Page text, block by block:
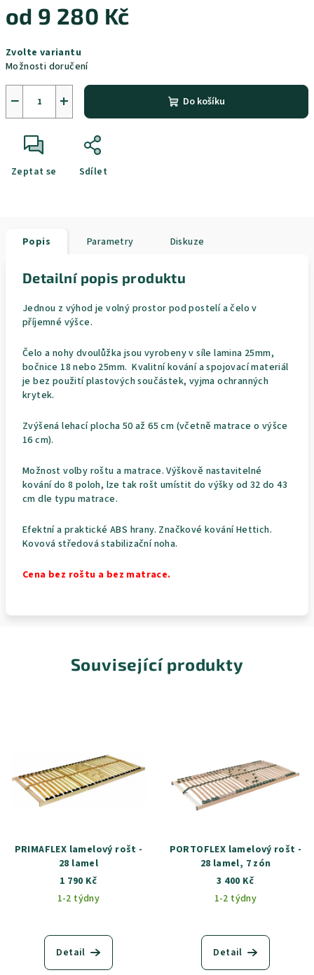
od 9 280 Kč
cena:
Zvolte variantu
Možnosti doručení
+
− Do košíku
Zeptat se Sdílet
Popis Parametry Diskuze
Detailní popis produktu
Jednou z výhod je volný prostor pod postelí a čelo v
příjemné výšce.
Čelo a nohy dvoulůžka jsou vyrobeny v síle lamina 25mm,
bočnice 18 nebo 25mm. Kvalitní kování a spojovací materiál
je bez použití plastových součástek, vyjma ochranných
krytek.
Zvýšená lehací plocha 50 až 65 cm (včetně matrace o výšce
16 cm).
Možnost volby roštu a matrace. Výškově nastavitelné
kování do 8 poloh, lze tak rošt umístit do výšky od 32 do 43
cm dle typu matrace.
Efektní a praktické ABS hrany. Značkové kování Hettich.
Kovová středová stabilizační noha.
Cena bez roštu a bez matrace.
Související produkty
PRIMAFLEX lamelový rošt -
28 lamel
1 790 Kč
1-2 týdny
Detail
PORTOFLEX lamelový rošt -
28 lamel, 7 zón
3 400 Kč
1-2 týdny
Detail